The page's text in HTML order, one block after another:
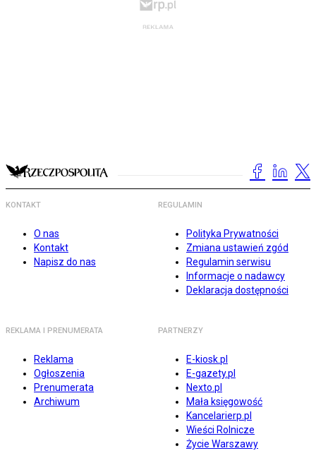
KONTAKT
O nas
Kontakt
Napisz do nas
REGULAMIN
Polityka Prywatności
Zmiana ustawień zgód
Regulamin serwisu
Informacje o nadawcy
Deklaracja dostępności
REKLAMA I PRENUMERATA
Reklama
Ogłoszenia
Prenumerata
Archiwum
PARTNERZY
E-kiosk.pl
E-gazety.pl
Nexto.pl
Mała księgowość
Kancelarierp.pl
Wieści Rolnicze
Życie Warszawy